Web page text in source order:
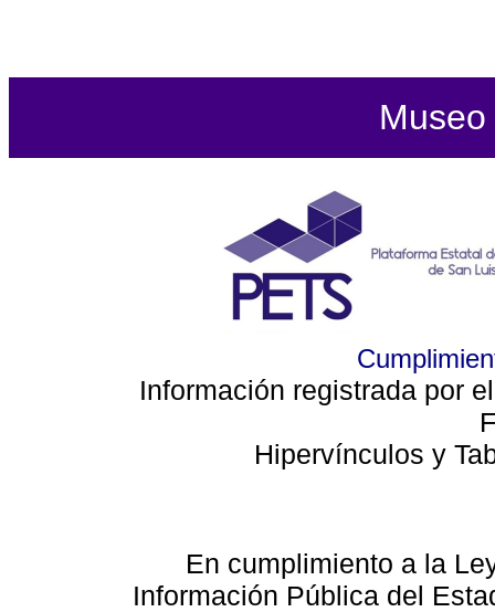
Información registrada por
Hipervínculos y
En cumplimiento a la
Información Pública del